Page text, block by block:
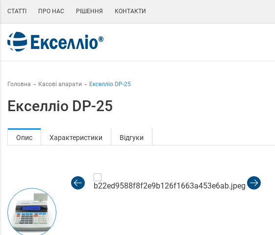
СТАТТІ ПРО НАС РІШЕННЯ КОНТАКТИ
Головна Касові апарати Екселліо DP-25
Екселліо DP-25
Опис Характеристики Відгуки